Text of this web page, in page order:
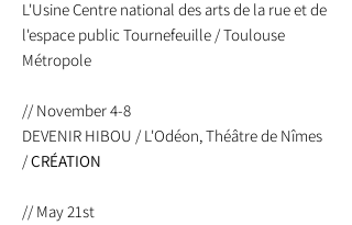
L'Usine Centre national des arts de la rue et de
l'espace public Tournefeuille / Toulouse
Métropole
// November 4-8
DEVENIR HIBOU / L'Odéon, Théâtre de Nîmes
/CRÉATION
// May 21st